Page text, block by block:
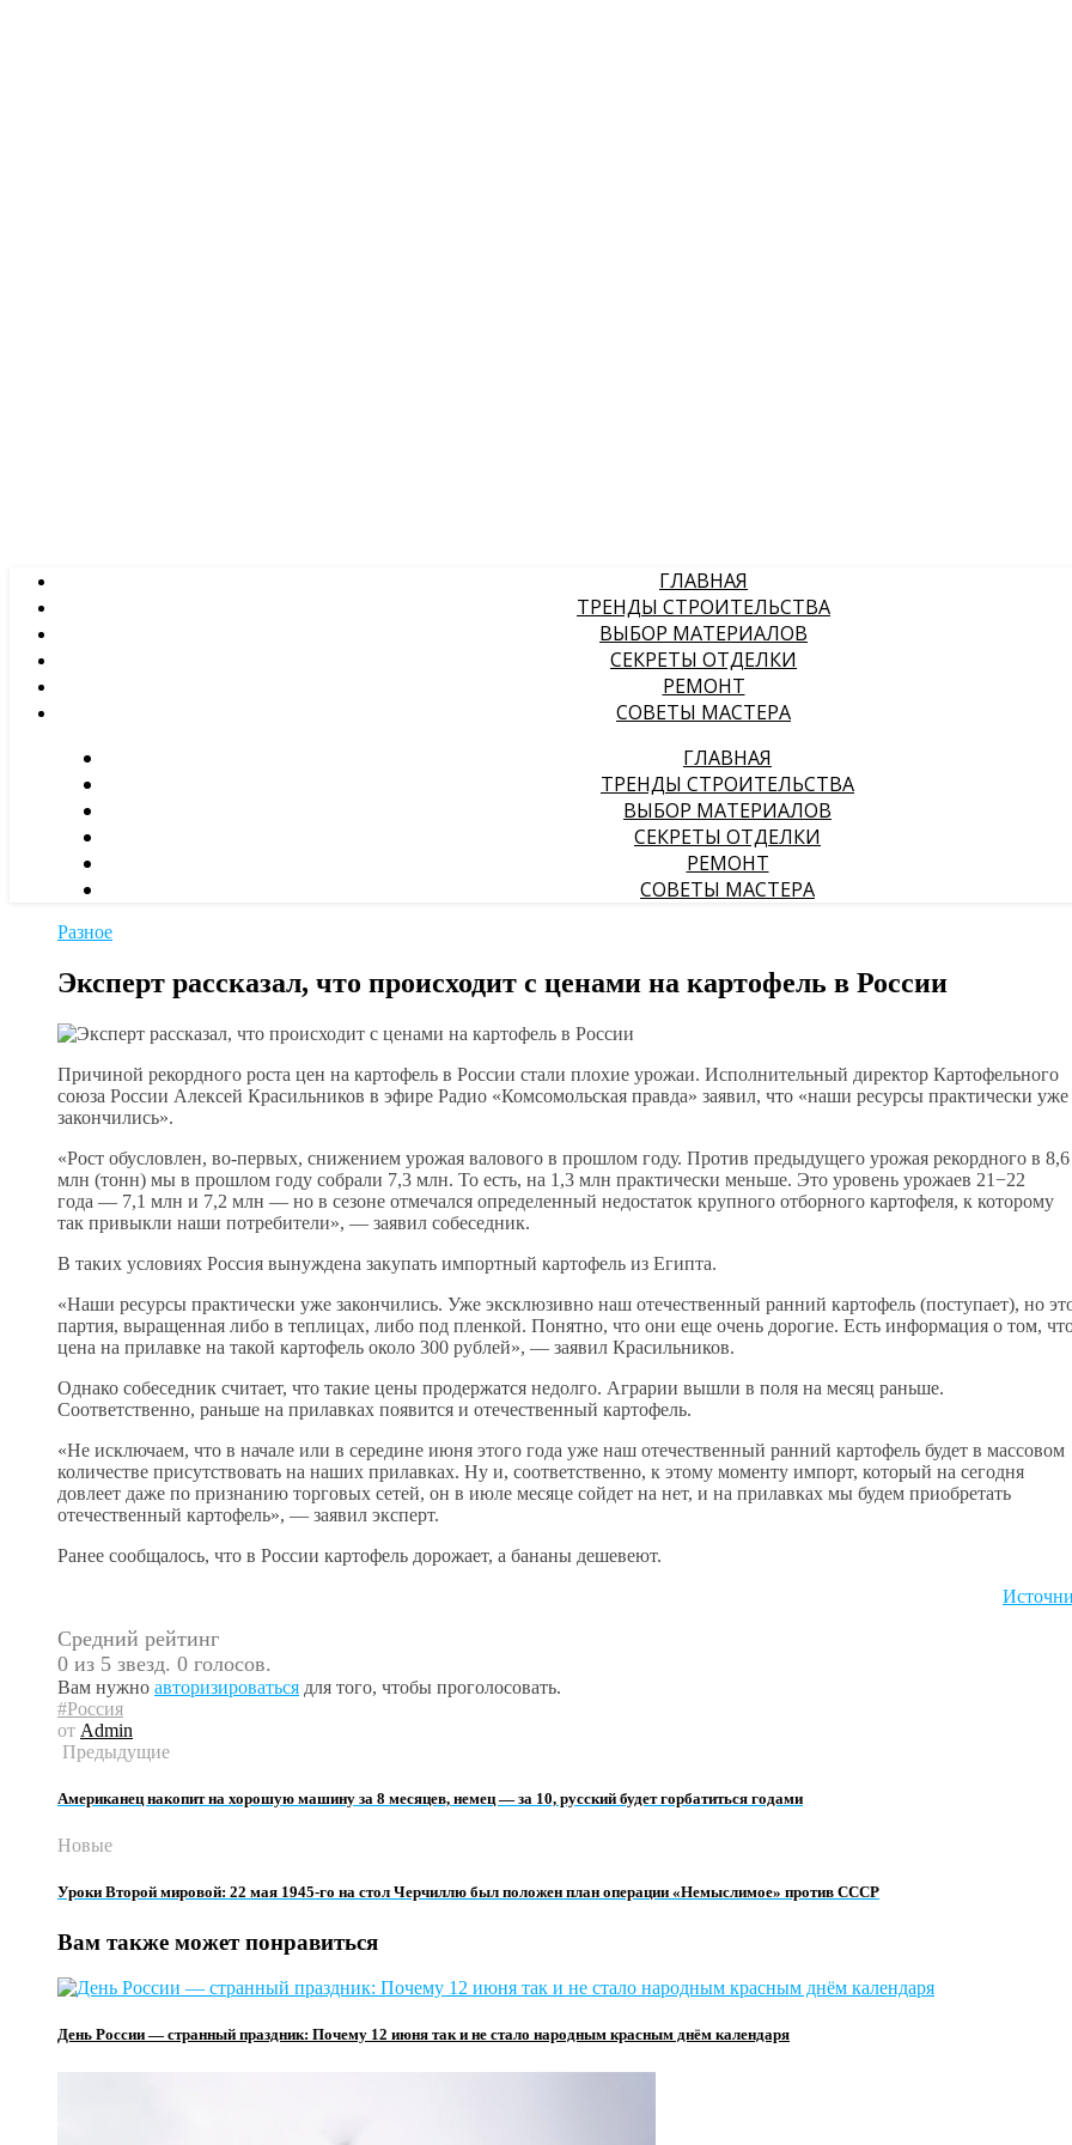
ГЛАВНАЯ
ТРЕНДЫ СТРОИТЕЛЬСТВА
ВЫБОР МАТЕРИАЛОВ
СЕКРЕТЫ ОТДЕЛКИ
РЕМОНТ
СОВЕТЫ МАСТЕРА
ГЛАВНАЯ
ТРЕНДЫ СТРОИТЕЛЬСТВА
ВЫБОР МАТЕРИАЛОВ
СЕКРЕТЫ ОТДЕЛКИ
РЕМОНТ
СОВЕТЫ МАСТЕРА
Разное
Эксперт рассказал, что происходит с ценами на картофель в России
Причиной рекордного роста цен на картофель в России стали плохие урожаи. Исполнительный директор Картофельного
союза России Алексей Красильников в эфире Радио «Комсомольская правда» заявил, что «наши ресурсы практически уже
закончились».
«Рост обусловлен, во-первых, снижением урожая валового в прошлом году. Против предыдущего урожая рекордного в 8,6
млн (тонн) мы в прошлом году собрали 7,3 млн. То есть, на 1,3 млн практически меньше. Это уровень урожаев 21−22
года — 7,1 млн и 7,2 млн — но в сезоне отмечался определенный недостаток крупного отборного картофеля, к которому
так привыкли наши потребители», — заявил собеседник.
В таких условиях Россия вынуждена закупать импортный картофель из Египта.
«Наши ресурсы практически уже закончились. Уже эксклюзивно наш отечественный ранний картофель (поступает), но
партия, выращенная либо в теплицах, либо под пленкой. Понятно, что они еще очень дорогие. Есть информация о том,
цена на прилавке на такой картофель около 300 рублей», — заявил Красильников.
Однако собеседник считает, что такие цены продержатся недолго. Аграрии вышли в поля на месяц раньше.
Соответственно, раньше на прилавках появится и отечественный картофель.
«Не исключаем, что в начале или в середине июня этого года уже наш отечественный ранний картофель будет в массовом
количестве присутствовать на наших прилавках. Ну и, соответственно, к этому моменту импорт, который на сегодня
довлеет даже по признанию торговых сетей, он в июле месяце сойдет на нет, и на прилавках мы будем приобретать
отечественный картофель», — заявил эксперт.
Ранее сообщалось, что в России картофель дорожает, а бананы дешевеют.
Средний рейтинг
0 из 5 звезд. 0 голосов.
Вам нужно авторизироваться для того, чтобы проголосовать.
#Россия
от Admin
Предыдущие
Американец накопит на хорошую машину за 8 месяцев, немец — за 10, русский будет горбатиться годами
Новые
Уроки Второй мировой: 22 мая 1945-го на стол Черчиллю был положен план операции «Немыслимое» против СССР
Вам также может понравиться
День России — странный праздник: Почему 12 июня так и не стало народным красным днём календаря